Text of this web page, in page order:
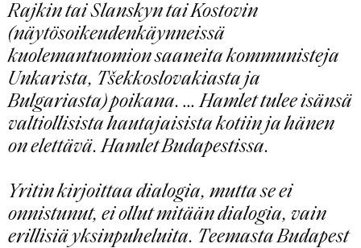
Rajkin tai Slanskyn tai Kostovin
(näytösoikeudenkäynneissä
kuolemantuomion saaneita kommunisteja
Unkarista, Tšekkoslovakiasta ja
Bulgariasta) poikana. … Hamlet tulee isänsä
valtiollisista hautajaisista kotiin ja hänen
on elettävä. Hamlet Budapestissa.
Yritin kirjoittaa dialogia, mutta se ei
onnistunut, ei ollut mitään dialogia, vain
erillisiä yksinpuheluita. Teemasta Budapest